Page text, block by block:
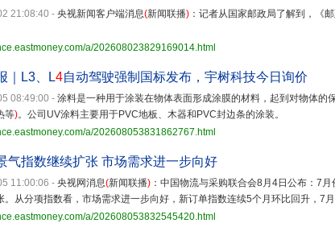
21:08:40 - 央视新闻客户端消息(新闻联播) ：记者从国家邮政局了解到，《
a/202608023829169014.html
｜L3、L4自动驾驶强制国标发布，宇树科技今日询价
08:49:00 - 涂料是一种用于涂装在物体表面形成涂膜的材料，起到对物体的
等)。公司UV涂料主要用于PVC地板、木器和PVC封边条的涂装。
a/202608053831862767.html
气指数继续扩张 市场需求进一步向好
11:00:06 - 央视网消息(新闻联播) ：中国物流与采购联合会8月4日公布：7
。从分项指数看，市场需求进一步向好，新订单指数连续5个月环比回升，7月
a/202608053832545420.html